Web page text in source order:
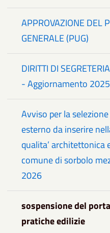
APPROVAZIONE DEL
GENERALE (PUG)
DIRITTI DI
- Aggiornamento 2025
Avviso per la
esterno da inserire
qualita’ architettonica
comune di sorbolo
2026
sospensione del
pratiche edilizie